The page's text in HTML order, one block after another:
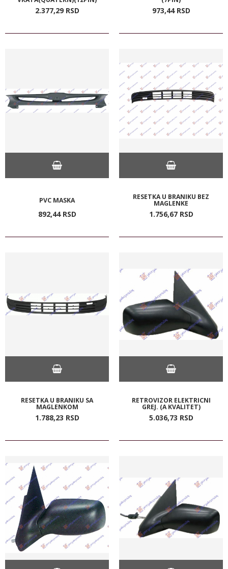
2.377,29 RSD 973,44 RSD
PVC MASKA
892,44 RSD
RESETKA U BRANIKU BEZ
MAGLENKE
1.756,67 RSD
RESETKA U BRANIKU SA
MAGLENKOM
1.788,23 RSD
RETROVIZOR ELEKTRICNI
GREJ. (A KVALITET)
5.036,73 RSD